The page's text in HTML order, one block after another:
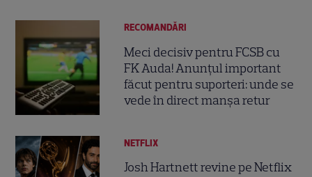
RECOMANDĂRI
Meci decisiv pentru FCSB cu
FK Auda! Anunțul important
făcut pentru suporteri: unde se
vede în direct manșa retur
NETFLIX
Josh Hartnett revine pe Netflix